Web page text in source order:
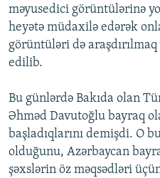
məyusedici görüntülərinə
heyətə müdaxilə edərək
görüntüləri də
edilib.
Bu günlərdə Bakıda olan
Əhməd Davutoğlu bayraq
başladıqlarını demişdi. O
olduğunu, Azərbaycan
şəxslərin öz məqsədləri